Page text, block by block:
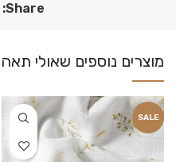
Share:
SALE